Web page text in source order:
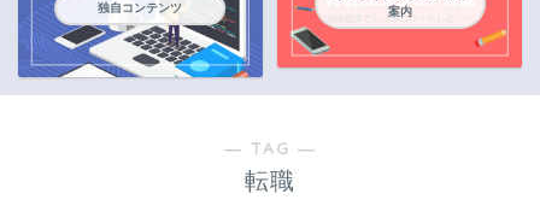
独自コンテンツ
案内
― TAG ―
転職